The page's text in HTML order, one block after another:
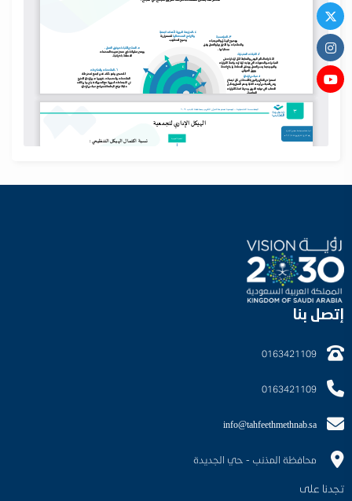
إتصل بنا
0163421109
0163421109
info@tahfeethmethnab.sa
محافظة المذنب - حي الجديدة
تجدنا على